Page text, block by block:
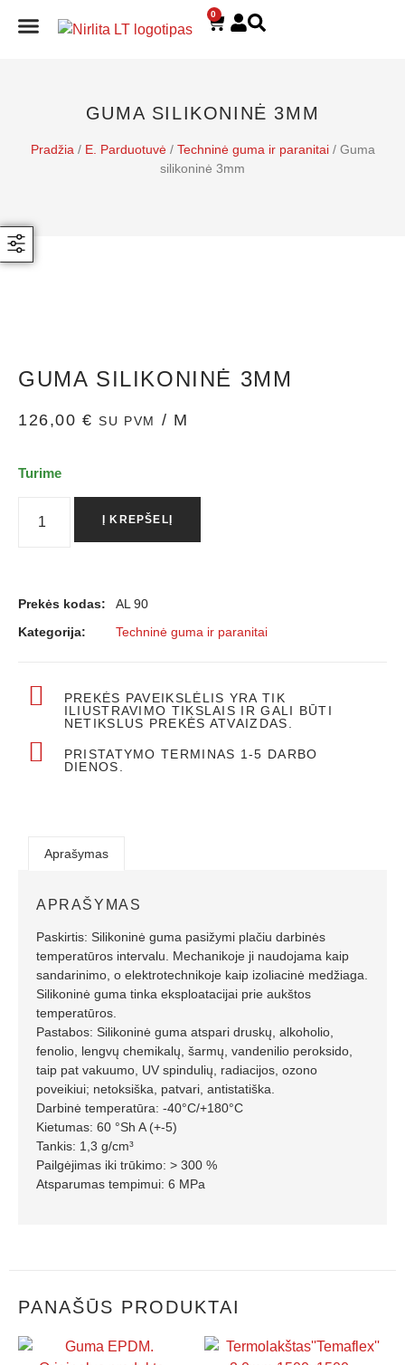
0
GUMA SILIKONINĖ 3MM
Pradžia / E. Parduotuvė/ Techninė guma ir paranitai/ Guma
silikoninė 3mm
GUMA SILIKONINĖ 3MM
126,00€ SU PVM / M
Turime
Į KREPŠELĮ
Prekės kodas:
AL 90
Kategorija:
Techninė guma ir paranitai
PREKĖS PAVEIKSLĖLIS YRA TIK
ILIUSTRAVIMO TIKSLAIS IR GALI BŪTI
NETIKSLUS PREKĖS ATVAIZDAS.
PRISTATYMO TERMINAS 1-5 DARBO
DIENOS.
Aprašymas
APRAŠYMAS
Paskirtis: Silikoninė guma pasižymi plačiu darbinės
temperatūros intervalu. Mechanikoje ji naudojama kaip
sandarinimo, o elektrotechnikoje kaip izoliacinė medžiaga.
Silikoninė guma tinka eksploatacijai prie aukštos
temperatūros.
Pastabos: Silikoninė guma atspari druskų, alkoholio,
fenolio, lengvų chemikalų, šarmų, vandenilio peroksido,
taip pat vakuumo, UV spindulių, radiacijos, ozono
poveikiui; netoksiška, patvari, antistatiška.
Darbinė temperatūra: -40°C/+180°C
Kietumas: 60 °Sh A (+-5)
Tankis: 1,3 g/cm³
Pailgėjimas iki trūkimo: > 300 %
Atsparumas tempimui: 6 MPa
PANAŠŪS PRODUKTAI